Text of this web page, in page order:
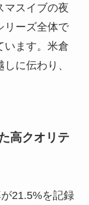
マスイブの夜
リーズ全体で
います。米倉
に伝わり、
高クオリテ
21.5%を記録